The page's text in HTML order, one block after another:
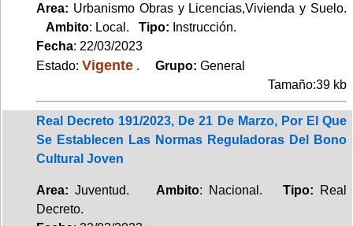
Area: Urbanismo Obras y Licencias,Vivienda y Suelo.
Ambito: Local. Tipo: Instrucción.
Fecha: 22/03/2023
Estado: Vigente . Grupo: General
Tamaño:39 kb
Real Decreto 191/2023, De 21 De Marzo, Por El Que
Se Establecen Las Normas Reguladoras Del Bono
Cultural Joven
Area: Juventud. Ambito: Nacional. Tipo:
Real
Decreto.